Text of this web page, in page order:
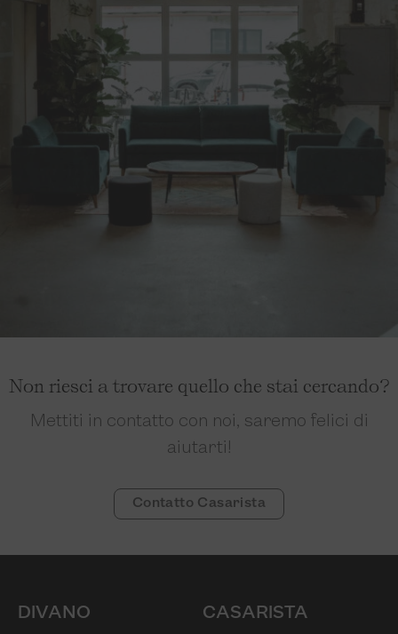
Non riesci a trovare quello che stai cercando?
Mettiti in contatto con noi, saremo felici di
aiutarti!
Contatto Casarista
DIVANO CASARISTA